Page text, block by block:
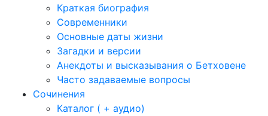
Краткая биография
Современники
Основные даты жизни
Загадки и версии
Анекдоты и высказывания о Бетховене
Часто задаваемые вопросы
Сочинения
Каталог ( + аудио)